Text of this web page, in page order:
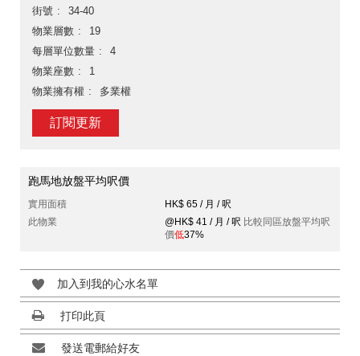
街號
34-40
物業層數
19
每層單位數量
4
物業座數
1
物業擁有權
多業權
訂閱更新
跑馬地放盤平均呎價
實用面積
HK$ 65 / 月 / 呎
此物業
@HK$ 41 / 月 / 呎 比較同區放盤平均呎
價低37%
加入到我的心水名單
打印此頁
發送電郵給好友